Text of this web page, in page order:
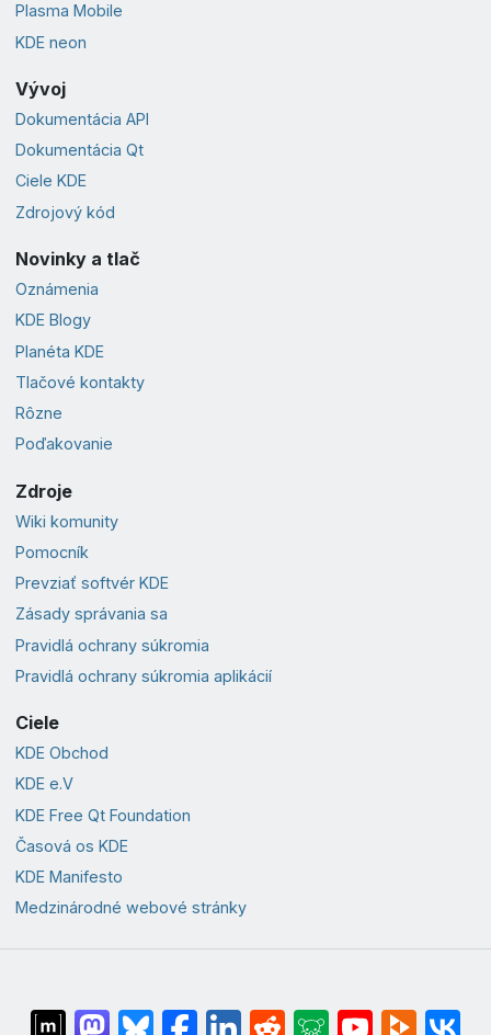
Plasma Mobile
KDE neon
Vývoj
Dokumentácia API
Dokumentácia Qt
Ciele KDE
Zdrojový kód
Novinky a tlač
Oznámenia
KDE Blogy
Planéta KDE
Tlačové kontakty
Rôzne
Poďakovanie
Zdroje
Wiki komunity
Pomocník
Prevziať softvér KDE
Zásady správania sa
Pravidlá ochrany súkromia
Pravidlá ochrany súkromia aplikácií
Ciele
KDE Obchod
KDE e.V
KDE Free Qt Foundation
Časová os KDE
KDE Manifesto
Medzinárodné webové stránky